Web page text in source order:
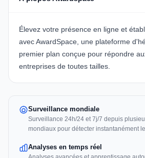
Élevez votre présence en ligne et
avecAwardSpace, une plateforme
premier plan conçue pour répondre
entreprises de toutes tailles.
Surveillance mondiale
Surveillance 24h/24 et 7j/7 depuis
mondiaux pour détecter instantanément
Analyses en temps réel